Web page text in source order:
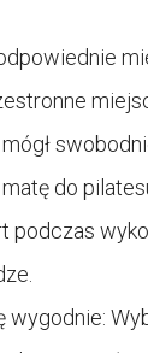
do
podczas
wygodnie: